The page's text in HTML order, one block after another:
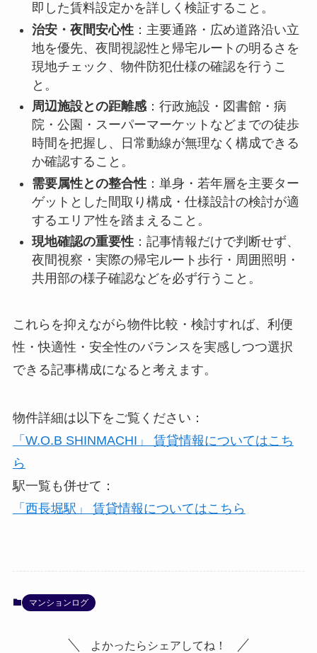
即した賃料設定かを詳しく検証すること。
治安・夜間安心性：主要通路・広め道路沿い立
地を優先、夜間視認性と帰宅ルートの明るさを
現地チェック、物件防犯仕様の確認を行うこ
と。
周辺施設との距離感：行政施設・図書館・病
院・公園・スーパーマーケットなどまでの徒歩
時間を把握し、日常動線が無理なく構成できる
か確認すること。
需要属性との整合性：単身・若年層を主要ター
ゲットとした間取り構成・仕様設計の検討が適
するエリア性を踏まえること。
現地確認の重要性：記事情報だけで判断せず、
夜間視察・実際の帰宅ルート歩行・周囲照明・
共用部の様子確認などを必ず行うこと。
これらを抑えながら物件比較・検討すれば、利便
性・快適性・安全性のバランスを実感しつつ選択
できる記事構成になると考えます。
物件詳細は以下をご覧ください：
「W.O.B SHINMACHI」 賃貸情報についてはこち
ら
駅一覧も併せて：
「西長堀駅」 賃貸情報についてはこちら
マンションログ
よかったらシェアしてね！